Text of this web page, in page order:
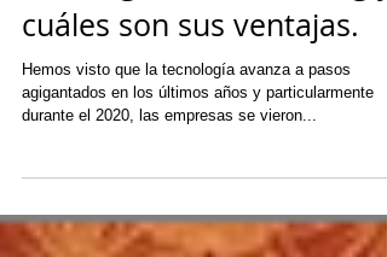
inteligencia artificial a tus
estrategias de marketing y
cuáles son sus ventajas.
agigantados en los últimos años y particularmente